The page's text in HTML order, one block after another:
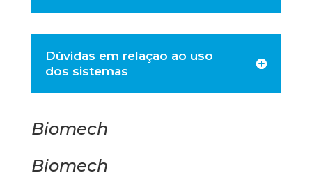
Dúvidas em relação ao uso
dos sistemas
Biomech
Biomech